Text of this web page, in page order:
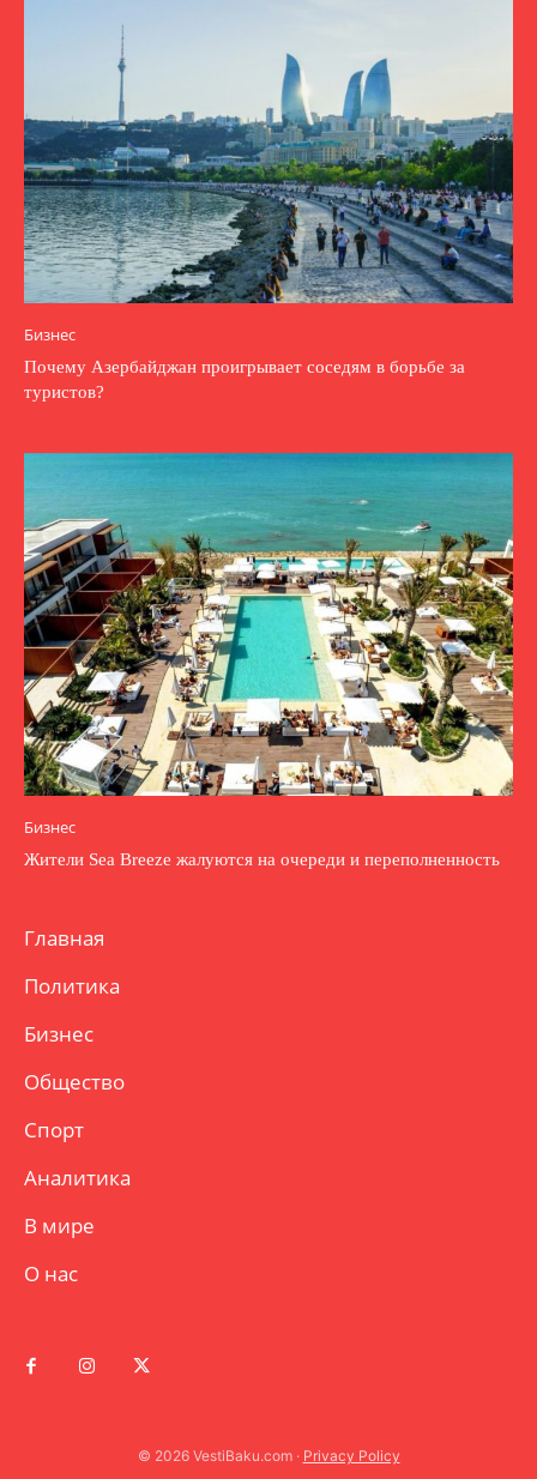
Бизнес
Почему Азербайджан проигрывает соседям в борьбе за
туристов?
Бизнес
Жители Sea Breeze жалуются на очереди и переполненность
Главная
Политика
Бизнес
Общество
Спорт
Аналитика
В мире
О нас
© 2026 VestiBaku.com · Privacy Policy